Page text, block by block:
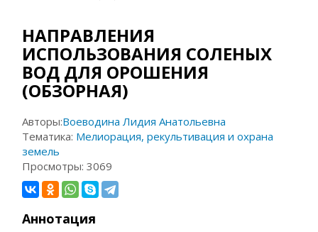
НАПРАВЛЕНИЯ
ИСПОЛЬЗОВАНИЯ СОЛЕНЫХ
ВОД ДЛЯ ОРОШЕНИЯ
(ОБЗОРНАЯ)
Авторы:Воеводина Лидия Анатольевна
Тематика: Мелиорация, рекультивация и охрана
земель
Просмотры:3069
Аннотация